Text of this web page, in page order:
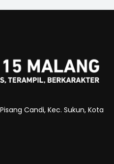
Candi, Kec. Sukun, Kota